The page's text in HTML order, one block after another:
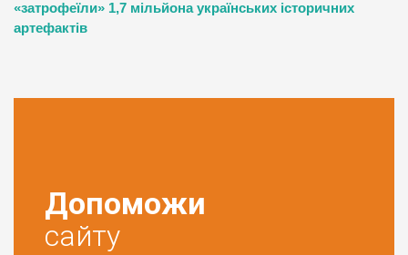
«затрофеїли» 1,7 мільйона українських історичних
артефактів
Допоможи
сайту